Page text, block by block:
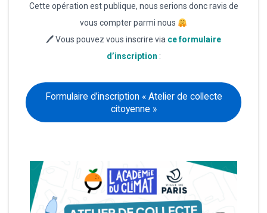
Cette opération est publique, nous serions donc ravis de
vous compter parmi nous
🖊 Vous pouvez vous inscrire via ce formulaire
d’inscription :
Formulaire d’inscription « Atelier de collecte
citoyenne »